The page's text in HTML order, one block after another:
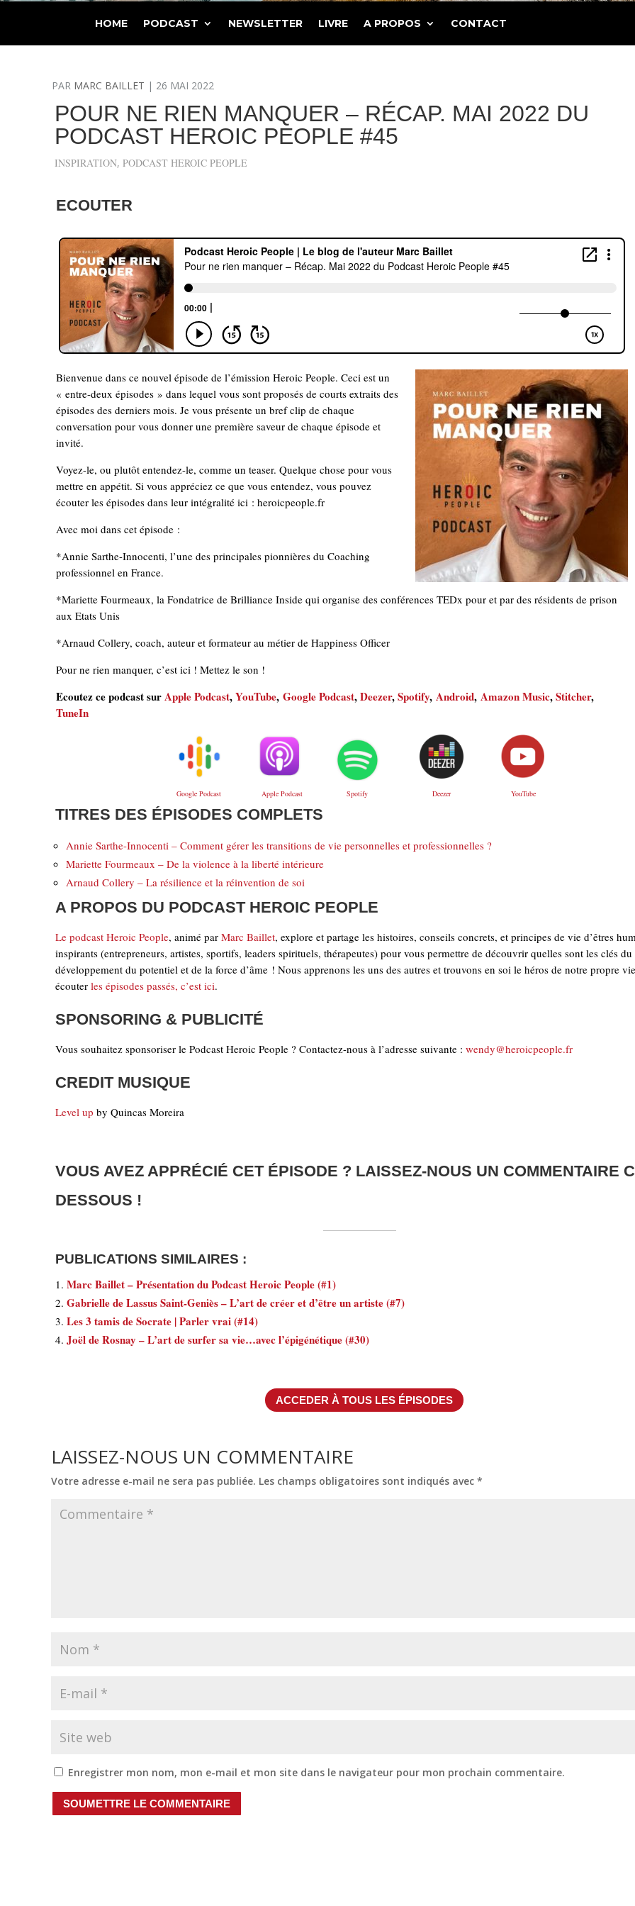
HOME PODCAST NEWSLETTER LIVRE A PROPOS CONTACT
PAR MARC BAILLET | 26 MAI 2022
POUR NE RIEN MANQUER – RÉCAP. MAI 2022 DU
PODCAST HEROIC PEOPLE #45
INSPIRATION, PODCAST HEROIC PEOPLE
ECOUTER
Bienvenue dans ce nouvel épisode de l’émission Heroic People. Ceci est un
« entre-deux épisodes » dans lequel vous sont proposés de courts extraits des
épisodes des derniers mois. Je vous présente un bref clip de chaque
conversation pour vous donner une première saveur de chaque épisode et
invité.
Voyez-le, ou plutôt entendez-le, comme un teaser. Quelque chose pour vous
mettre en appétit. Si vous appréciez ce que vous entendez, vous pouvez
écouter les épisodes dans leur intégralité ici : heroicpeople.fr
Avec moi dans cet épisode :
*Annie Sarthe-Innocenti, l’une des principales pionnières du Coaching
professionnel en France.
*Mariette Fourmeaux, la Fondatrice de Brilliance Inside qui organise des conférences TEDx pour et par des résidents de prison
aux Etats Unis
*Arnaud Collery, coach, auteur et formateur au métier de Happiness Officer
Pour ne rien manquer, c’est ici ! Mettez le son !
Ecoutez ce podcast surApple Podcast,YouTube, Google Podcast,Deezer,Spotify, Android, Amazon Music,Stitcher,
TuneIn
Google Podcast Apple Podcast Spotify Deezer YouTube
TITRES DES ÉPISODES COMPLETS
Annie Sarthe-Innocenti – Comment gérer les transitions de vie personnelles et professionnelles ?
Mariette Fourmeaux – De la violence à la liberté intérieure
Arnaud Collery – La résilience et la réinvention de soi
A PROPOS DU PODCAST HEROIC PEOPLE
Le podcast Heroic People, animé par Marc Baillet, explore et partage les histoires, conseils concrets, et principes de vie d’êtres
inspirants (entrepreneurs, artistes, sportifs, leaders spirituels, thérapeutes) pour vous permettre de découvrir quelles sont les clés du
développement du potentiel et de la force d’âme ! Nous apprenons les uns des autres et trouvons en soi le héros de notre propre
écouter les épisodes passés, c’est ici.
SPONSORING & PUBLICITÉ
Vous souhaitez sponsoriser le Podcast Heroic People ? Contactez-nous à l’adresse suivante : wendy@heroicpeople.fr
CREDIT MUSIQUE
Level up by Quincas Moreira
VOUS AVEZ APPRÉCIÉ CET ÉPISODE ? LAISSEZ-NOUS UN COMMENTAIRE
DESSOUS !
PUBLICATIONS SIMILAIRES :
Marc Baillet – Présentation du Podcast Heroic People (#1)
Gabrielle de Lassus Saint-Geniès – L’art de créer et d’être un artiste (#7)
Les 3 tamis de Socrate | Parler vrai (#14)
Joël de Rosnay – L’art de surfer sa vie…avec l’épigénétique (#30)
ACCEDER À TOUS LES ÉPISODES
LAISSEZ-NOUS UN COMMENTAIRE
Votre adresse e-mail ne sera pas publiée. Les champs obligatoires sont indiqués avec *
Enregistrer mon nom, mon e-mail et mon site dans le navigateur pour mon prochain commentaire.
SOUMETTRE LE COMMENTAIRE